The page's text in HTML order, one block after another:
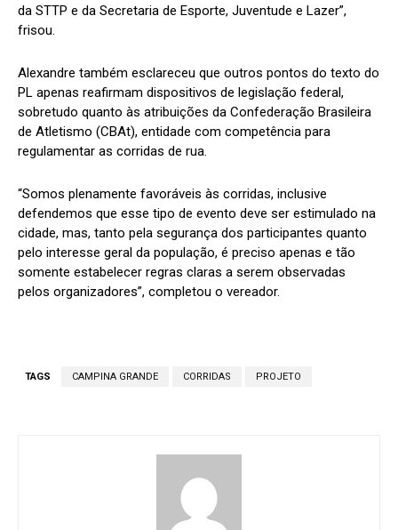
da STTP e da Secretaria de Esporte, Juventude e Lazer”,
frisou.
Alexandre também esclareceu que outros pontos do texto do
PL apenas reafirmam dispositivos de legislação federal,
sobretudo quanto às atribuições da Confederação Brasileira
de Atletismo (CBAt), entidade com competência para
regulamentar as corridas de rua.
“Somos plenamente favoráveis às corridas, inclusive
defendemos que esse tipo de evento deve ser estimulado na
cidade, mas, tanto pela segurança dos participantes quanto
pelo interesse geral da população, é preciso apenas e tão
somente estabelecer regras claras a serem observadas
pelos organizadores”, completou o vereador.
TAGS CAMPINA GRANDE CORRIDAS PROJETO